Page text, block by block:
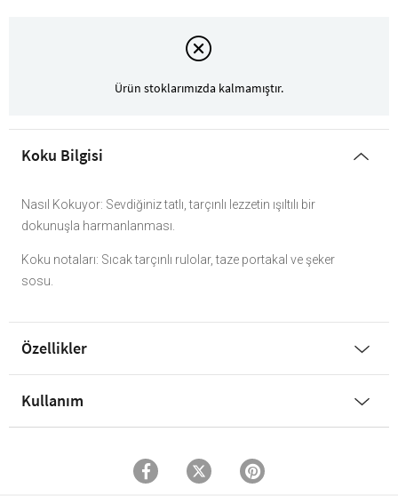
Ürün stoklarımızda kalmamıştır.
Koku Bilgisi
Nasıl Kokuyor: Sevdiğiniz tatlı, tarçınlı lezzetin ışıltılı bir
dokunuşla harmanlanması.
Koku notaları: Sıcak tarçınlı rulolar, taze portakal ve şeker
sosu.
Özellikler
Kullanım